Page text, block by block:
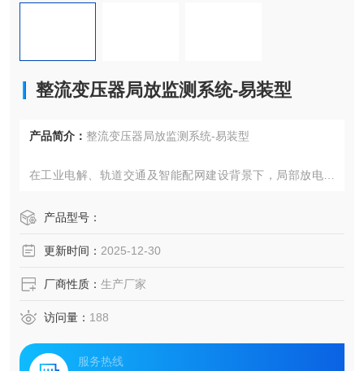
整流变压器局放监测系统-易装型
产品简介： 整流变压器局放监测系统-易装型
在工业电解、轨道交通及智能配网建设背景下，局部放电监
心手段。本文聚焦整流变压器、中压环网柜两大场景，结合
产品型号：
更新时间： 2025-12-30
厂商性质： 生产厂家
访问量： 188
服务热线